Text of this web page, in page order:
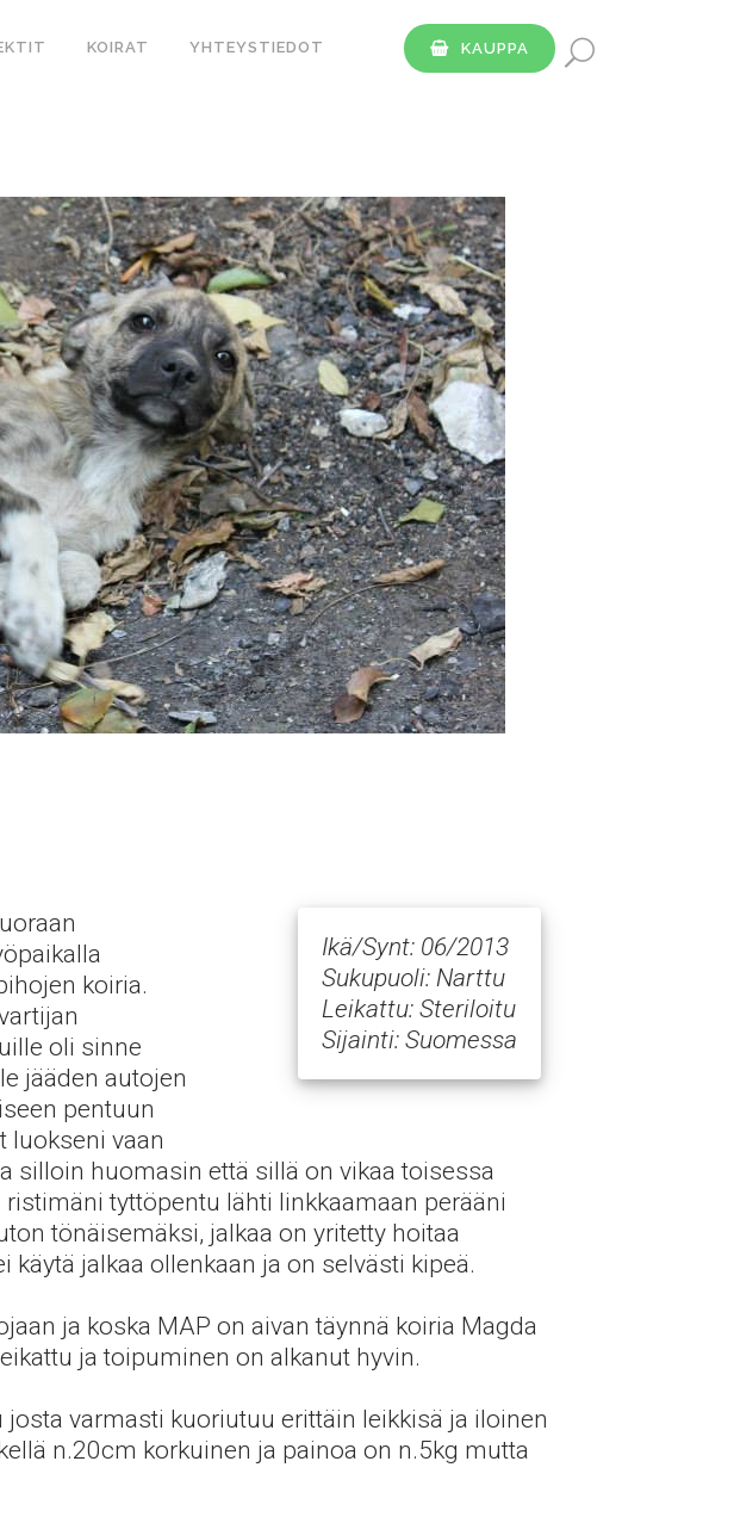
KOIRAT YHTEYSTIEDOT KAUPPA
Ikä/Synt: 06/2013
Sukupuoli: Narttu
Leikattu: Steriloitu
Sijainti: Suomessa
koiria.
oli sinne
jääden autojen
pentuun
luokseni vaan
silloin huomasin että sillä on vikaa toisessa
tyttöpentu lähti linkkaamaan perääni
tönäisemäksi, jalkaa on yritetty hoitaa
jalkaa ollenkaan ja on selvästi kipeä.
ja koska MAP on aivan täynnä koiria Magda
ja toipuminen on alkanut hyvin.
varmasti kuoriutuu erittäin leikkisä ja iloinen
n.20cm korkuinen ja painoa on n.5kg mutta